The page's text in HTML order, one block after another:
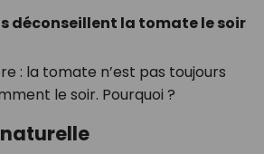
déconseillent la tomate le soir
: la tomate n’est pas toujours
le soir. Pourquoi ?
naturelle